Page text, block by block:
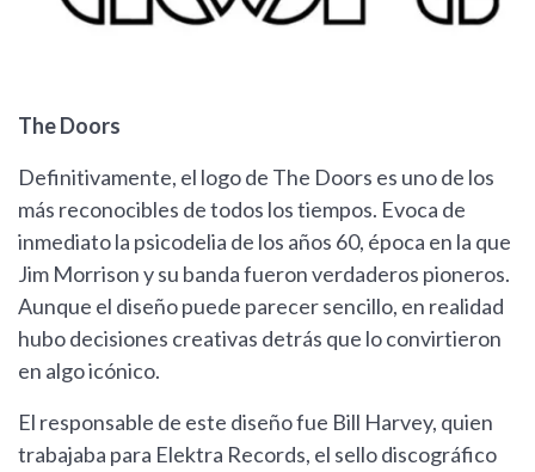
The Doors
Definitivamente, el logo de The Doors es uno de los
más reconocibles de todos los tiempos. Evoca de
inmediato la psicodelia de los años 60, época en la que
Jim Morrison y su banda fueron verdaderos pioneros.
Aunque el diseño puede parecer sencillo, en realidad
hubo decisiones creativas detrás que lo convirtieron
en algo icónico.
El responsable de este diseño fue Bill Harvey, quien
trabajaba para Elektra Records, el sello discográfico